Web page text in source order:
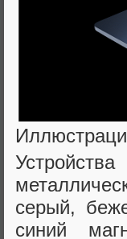
серый,
синий